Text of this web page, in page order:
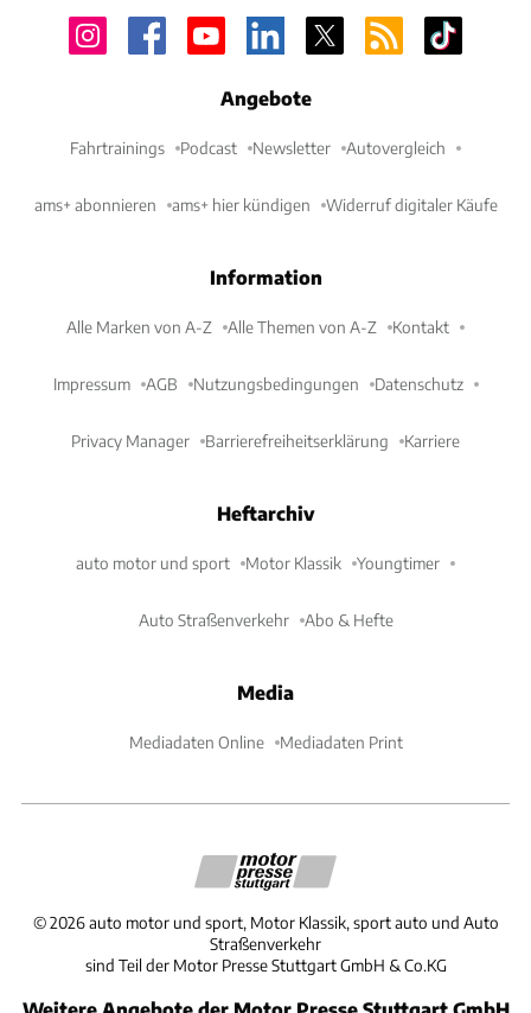
Der Allrad-Prototyp erfüllt die technischen
Vorschrifte...]}
Angebote
Fahrtrainings Podcast Newsletter Autovergleich
ams+ abonnieren ams+ hier kündigen Widerruf digitaler Käufe
Information
Alle Marken von A-Z Alle Themen von A-Z Kontakt
Impressum AGB Nutzungsbedingungen Datenschutz
Privacy Manager Barrierefreiheitserklärung Karriere
Heftarchiv
auto motor und sport Motor Klassik Youngtimer
Auto Straßenverkehr Abo & Hefte
Media
Mediadaten Online Mediadaten Print
©2026 auto motor und sport, Motor Klassik, sport auto und Auto
Straßenverkehr
sind Teil der Motor Presse Stuttgart GmbH & Co.KG
Weitere Angebote der Motor Presse Stuttgart GmbH